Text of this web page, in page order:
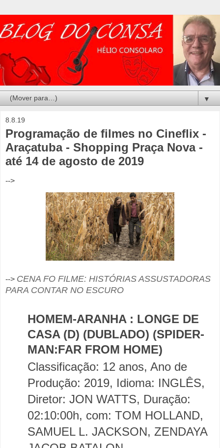
▼
8.8.19
Programação de filmes no Cineflix -
Araçatuba - Shopping Praça Nova -
até 14 de agosto de 2019
-->
--> CENA FO FILME: HISTÓRIAS ASSUSTADORAS
PARA CONTAR NO ESCURO
HOMEM-ARANHA : LONGE DE
CASA (D) (DUBLADO) (SPIDER-
MAN:FAR FROM HOME)
Classificação: 12 anos, Ano de
Produção: 2019, Idioma: INGLÊS,
Diretor: JON WATTS, Duração:
02:10:00h, com: TOM HOLLAND,
SAMUEL L. JACKSON, ZENDAYA